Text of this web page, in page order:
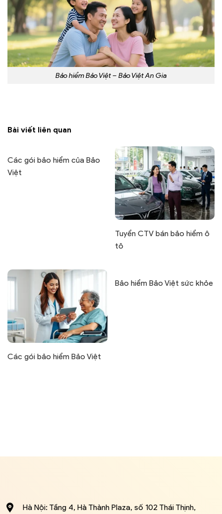
Bảo hiểm Bảo Việt – Bảo Việt An Gia
Bài viết liên quan
Các gói bảo hiểm của Bảo
Việt
Tuyển CTV bán bảo hiểm ô
tô
Các gói bảo hiểm Bảo Việt
Bảo hiểm Bảo Việt sức khỏe
Hà Nội: Tầng 4, Hà Thành Plaza, số 102 Thái Thịnh,